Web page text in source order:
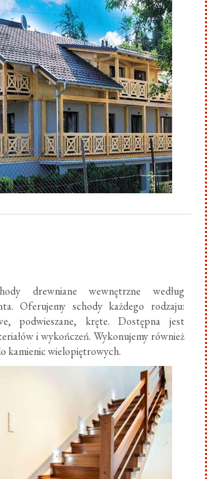
drewniane wewnętrzne według
Oferujemy schody każdego rodzaju:
podwieszane, kręte. Dostępna jest
i wykończeń. Wykonujemy również
kamienic wielopiętrowych.